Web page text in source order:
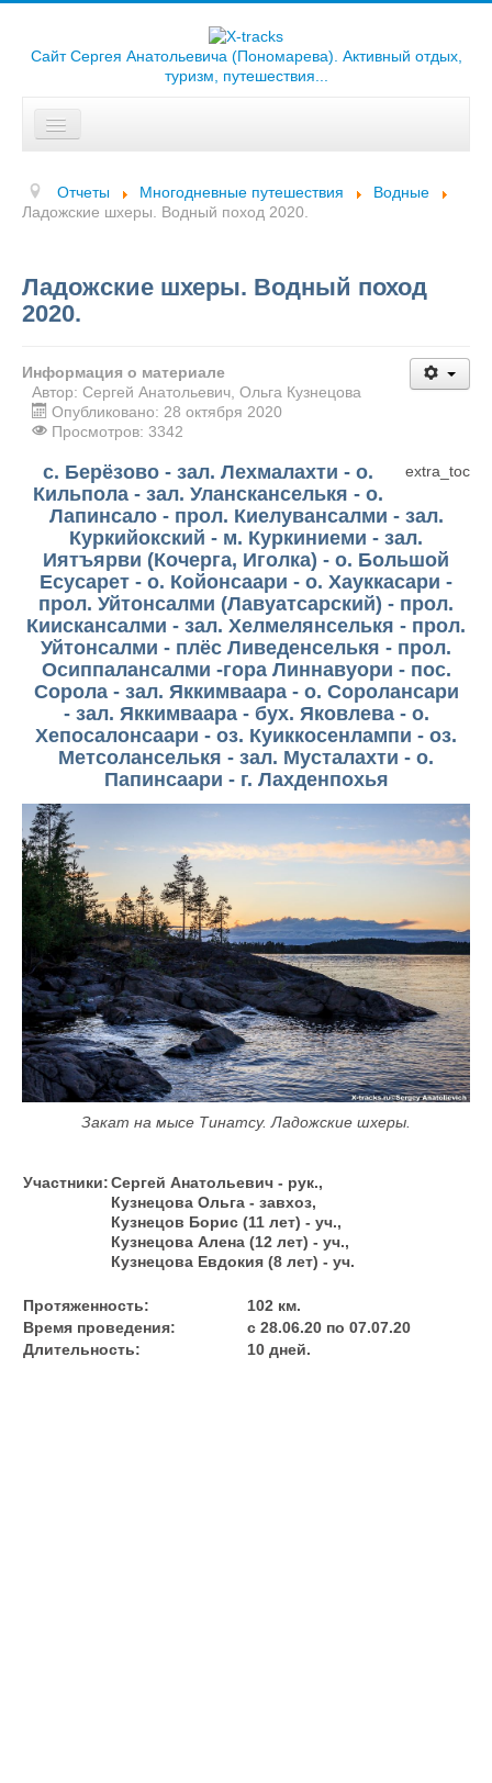
Сайт Сергея Анатольевича (Пономарева). Активный отдых,
туризм, путешествия...
Отчеты
Карты
Фотоальбомы
Ссылки
О сайте
Отчеты Многодневные путешествия
Водные
Ладожские шхеры. Водный поход 2020.
Ладожские шхеры. Водный поход
2020.
Информация о материале
Автор: Сергей Анатольевич, Ольга Кузнецова
Опубликовано: 28 октября 2020
Просмотров: 3342
extra_toc
с. Берёзово - зал. Лехмалахти - о.
Кильпола - зал. Улансканселькя - о.
Лапинсало - прол. Киелувансалми - зал.
Куркийокский - м. Куркиниеми - зал.
Иятъярви (Кочерга, Иголка) - о. Большой
Есусарет - о. Койонсаари - о. Хауккасари -
прол. Уйтонсалми (Лавуатсарский) - прол.
Киискансалми - зал. Хелмелянселькя - прол.
Уйтонсалми - плёс Ливеденселькя - прол.
Осиппалансалми -гора Линнавуори - пос.
Сорола - зал. Яккимваара - о. Соролансари
- зал. Яккимваара - бух. Яковлева - о.
Хепосалонсаари - оз. Куиккосенлампи - оз.
Метсоланселькя - зал. Мусталахти - о.
Папинсаари - г. Лахденпохья
Закат на мысе Тинатсу. Ладожские шхеры.
Участники:Сергей Анатольевич - рук.,
Кузнецова Ольга - завхоз,
Кузнецов Борис (11 лет) - уч.,
Кузнецова Алена (12 лет) - уч.,
Кузнецова Евдокия (8 лет) - уч.
Протяженность:
102 км.
Время проведения:
с 28.06.20 по 07.07.20
Длительность:
10 дней.